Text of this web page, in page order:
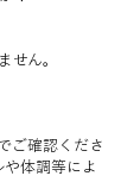
せん。
ご確認くださ
体調等によ